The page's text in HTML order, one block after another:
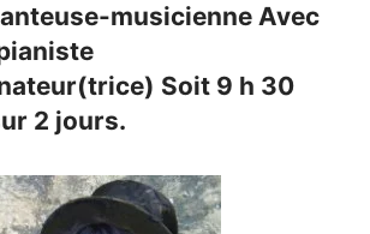
musicienne Avec
Soit 9 h 30
2 jours.